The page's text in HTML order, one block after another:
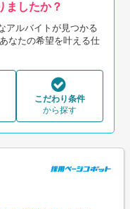
ましたか？
アルバイトが見つかる
なたの希望を叶える仕
こだわり条件
から探す